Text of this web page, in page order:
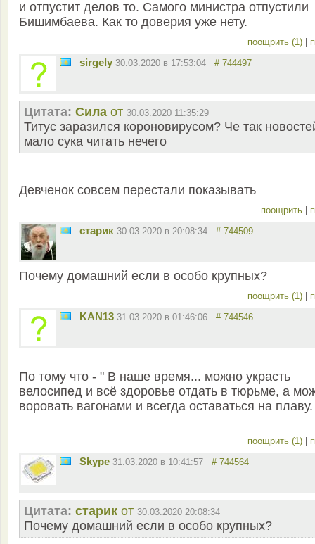
и отпустит делов то. Самого министра отпустили
Бишимбаева. Как то доверия уже нету.
поощрить (1)
sirgely 30.03.2020 в 17:53:04 # 744497
Цитата: Сила от 30.03.2020 11:35:29
Титус заразился короновирусом? Че так
мало сука читать нечего
Девченок совсем перестали показывать
поощрить
старик 30.03.2020 в 20:08:34 # 744509
Почему домашний если в особо крупных?
поощрить (1)
KAN13 31.03.2020 в 01:46:06 # 744546
По тому что - " В наше время... можно украсть
велосипед и всё здоровье отдать в тюрьме, а
воровать вагонами и всегда оставаться на
поощрить (1)
Skype 31.03.2020 в 10:41:57 # 744564
Цитата: старик от 30.03.2020 20:08:34
Почему домашний если в особо крупных?